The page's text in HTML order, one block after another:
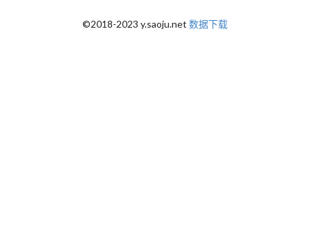
©2018-2023 y.saoju.net 数据下载